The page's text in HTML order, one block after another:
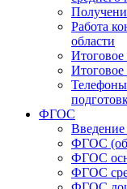
Работа
области
Итоговое
ФГОС
ФГОС
ФГОС
ФГОС